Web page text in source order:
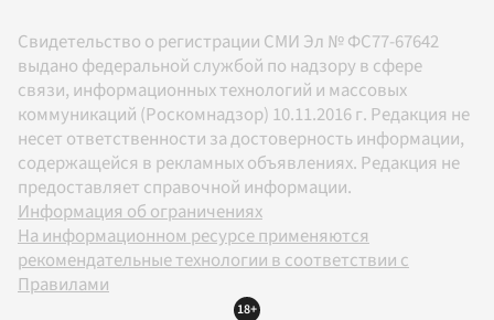
Свидетельство о регистрации СМИ Эл № ФС77-67642
выдано федеральной службой по надзору в сфере
связи, информационных технологий и массовых
коммуникаций (Роскомнадзор) 10.11.2016 г. Редакция не
несет ответственности за достоверность информации,
содержащейся в рекламных объявлениях. Редакция не
предоставляет справочной информации.
Информация об ограничениях
На информационном ресурсе применяются
рекомендательные технологии в соответствии с
Правилами
18+